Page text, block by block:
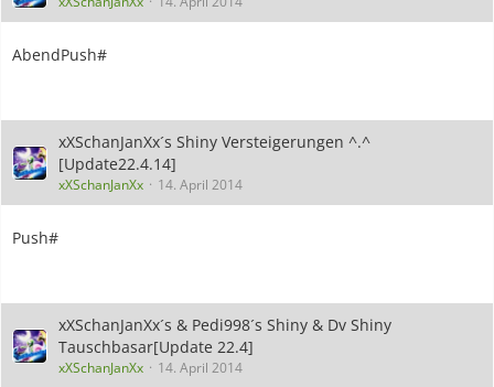
AbendPush#
xXSchanJanXx´s Shiny Versteigerungen ^.^
[Update22.4.14]
xXSchanJanXx 14. April 2014
Push#
xXSchanJanXx´s & Pedi998´s Shiny & Dv Shiny
Tauschbasar[Update 22.4]
xXSchanJanXx 14. April 2014